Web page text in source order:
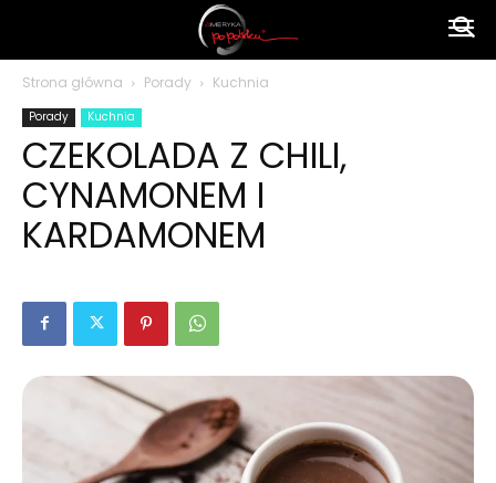
polsku
Strona główna Porady Kuchnia
Porady Kuchnia
CZEKOLADA Z CHILI,
CYNAMONEM I
KARDAMONEM